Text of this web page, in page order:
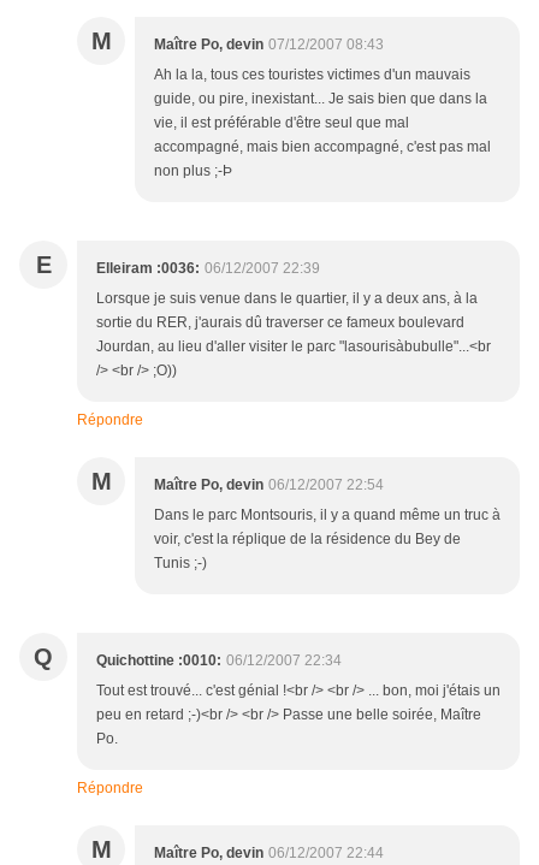
M Maître Po, devin 07/12/2007 08:43
Ah la la, tous ces touristes victimes d'un mauvais
guide, ou pire, inexistant... Je sais bien que dans la
vie, il est préférable d'être seul que mal
accompagné, mais bien accompagné, c'est pas mal
non plus ;-Þ
E Elleiram :0036: 06/12/2007 22:39
Lorsque je suis venue dans le quartier, il y a deux ans, à la
sortie du RER, j'aurais dû traverser ce fameux boulevard
Jourdan, au lieu d'aller visiter le parc "lasourisàbubulle"...<br
/> <br /> ;O))
Répondre
M Maître Po, devin 06/12/2007 22:54
Dans le parc Montsouris, il y a quand même un truc à
voir, c'est la réplique de la résidence du Bey de
Tunis ;-)
Q Quichottine :0010: 06/12/2007 22:34
Tout est trouvé... c'est génial !<br /> <br /> ... bon, moi j'étais un
peu en retard ;-)<br /> <br /> Passe une belle soirée, Maître
Po.
Répondre
M Maître Po, devin 06/12/2007 22:44